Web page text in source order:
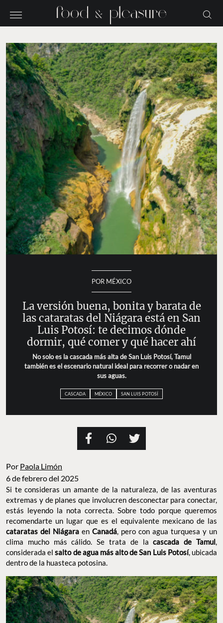
POR MÉXICO
La versión buena, bonita y barata de
las cataratas del Niágara está en San
Luis Potosí: te decimos dónde
dormir, qué comer y qué hacer ahí
No solo es la cascada más alta de San Luis Potosí, Tamul
también es el escenario natural ideal para recorrer o nadar en
sus aguas.
CASCADA MÉXICO SAN LUIS POTOSÍ
Por Paola Limón
6 de febrero del 2025
Si te consideras un amante de la naturaleza, de las aventuras
extremas y de planes que involucren desconectar para conectar,
estás leyendo la nota correcta. Sobre todo porque queremos
recomendarte un lugar que es el equivalente mexicano de las
cataratas del Niágara en Canadá, pero con agua turquesa y un
clima mucho más cálido. Se trata de lacascada de Tamul,
considerada elsalto de agua más alto de San Luis Potosí, ubicada
dentro de la huasteca potosina.